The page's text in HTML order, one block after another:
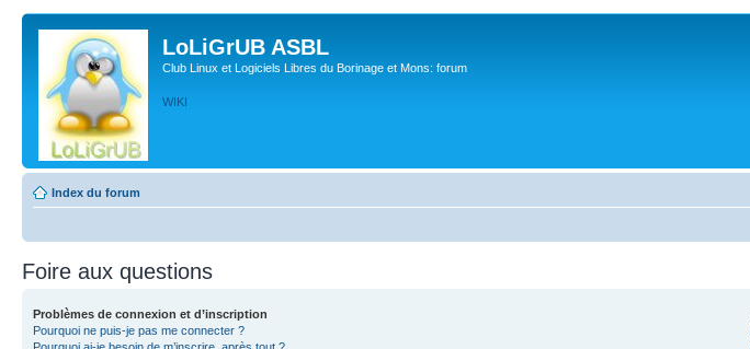
LoLiGrUB ASBL
Club Linux et Logiciels Libres du Borinage et Mons: forum
WIKI
Index du forum
Foire aux questions
Problèmes de connexion et d’inscription
Pourquoi ne puis-je pas me connecter ?